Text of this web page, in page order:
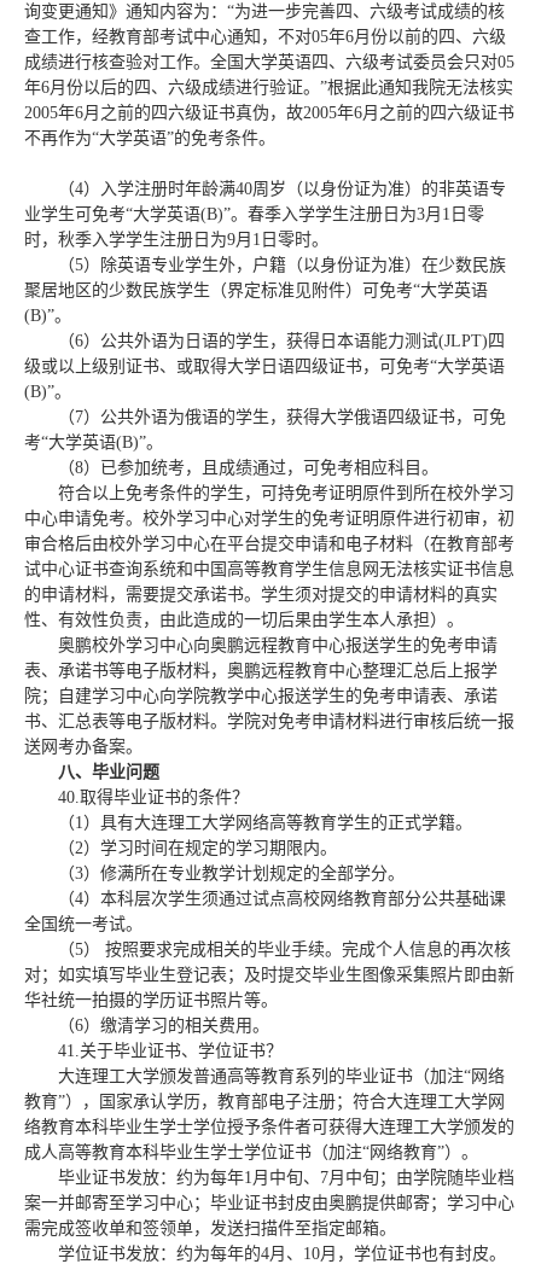
询变更通知》通知内容为：“为进一步完善四、六级考试成绩的核
查工作，经教育部考试中心通知，不对05年6月份以前的四、六级
成绩进行核查验对工作。全国大学英语四、六级考试委员会只对05
年6月份以后的四、六级成绩进行验证。”根据此通知我院无法核实
2005年6月之前的四六级证书真伪，故2005年6月之前的四六级证书
不再作为“大学英语”的免考条件。
（4）入学注册时年龄满40周岁（以身份证为准）的非英语专
业学生可免考“大学英语(B)”。春季入学学生注册日为3月 1 日零
时，秋季入学学生注册日为9月 1 日零时。
（5）除英语专业学生外，户籍（以身份证为准）在少数民族
聚居地区的少数民族学生（界定标准见附件）可免考“大学英语
(B)”。
（6）公共外语为日语的学生，获得日本语能力测试(JLPT) 四
级或以上级别证书、或取得大学日语四级证书，可免考“大学英语
(B)”。
（7）公共外语为俄语的学生，获得大学俄语四级证书，可免
考“大学英语(B)”。
（8）已参加统考，且成绩通过，可免考相应科目。
符合以上免考条件的学生，可持免考证明原件到所在校外学习
中心申请免考。校外学习中心对学生的免考证明原件进行初审，初
审合格后由校外学习中心在平台提交申请和电子材料（在教育部考
试中心证书查询系统和中国高等教育学生信息网无法核实证书信息
的申请材料，需要提交承诺书。学生须对提交的申请材料的真实
性、有效性负责，由此造成的一切后果由学生本人承担）。
奥鹏校外学习中心向奥鹏远程教育中心报送学生的免考申请
表、承诺书等电子版材料，奥鹏远程教育中心整理汇总后上报学
院；自建学习中心向学院教学中心报送学生的免考申请表、承诺
书、汇总表等电子版材料。学院对免考申请材料进行审核后统一报
送网考办备案。
八、毕业问题
40. 取得毕业证书的条件？
（1 ）具有大连理工大学网络高等教育学生的正式学籍。
（2）学习时间在规定的学习期限内。
（3）修满所在专业教学计划规定的全部学分。
（4）本科层次学生须通过试点高校网络教育部分公共基础课
全国统一考试。
（5）
按照要求完成相关的毕业手续。完成个人信息的再次核
对；如实填写毕业生登记表；及时提交毕业生图像采集照片即由新
华社统一拍摄的学历证书照片等。
（6）缴清学习的相关费用。
41. 关于毕业证书、学位证书？
大连理工大学颁发普通高等教育系列的毕业证书（加注“网络
教育”），国家承认学历，教育部电子注册；符合大连理工大学网
络教育本科毕业生学士学位授予条件者可获得大连理工大学颁发的
成人高等教育本科毕业生学士学位证书（加注“网络教育”）。
毕业证书发放：约为每年1 月中旬、 7月中旬；由学院随毕业档
案一并邮寄至学习中心；毕业证书封皮由奥鹏提供邮寄；学习中心
需完成签收单和签领单，发送扫描件至指定邮箱。
学位证书发放：约为每年的4月、 10月，学位证书也有封皮。